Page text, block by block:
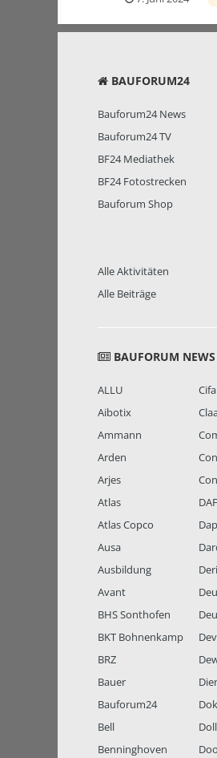
BAUFORUM24
Bauforum24 News
Bauforum24 TV
BF24 Mediathek
BF24 Fotostrecken
Bauforum Shop
Alle Aktivitäten
Alle Beiträge
BAUFORUM NEWS
ALLU
Aibotix
Ammann
Arden
Arjes
Atlas
Atlas Copco
Ausa
Ausbildung
Avant
BHS Sonthofen
BKT Bohnenkamp
BRZ
Bauer
Bauforum24
Bell
Benninghoven
Cifa
DAF
Doll